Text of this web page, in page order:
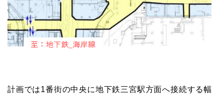
計画では1番街の中央に地下鉄三宮駅方面へ接続する幅